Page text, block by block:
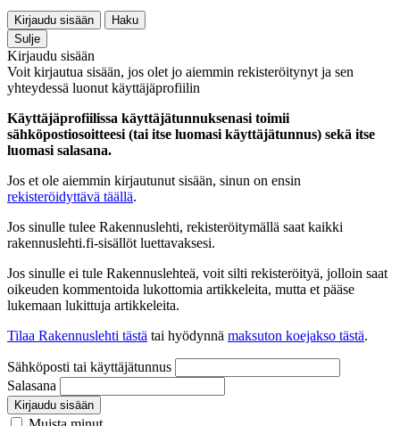
Kirjaudu sisään
Haku
Sulje
Kirjaudu sisään
Voit kirjautua sisään, jos olet jo aiemmin rekisteröitynyt ja sen
yhteydessä luonut käyttäjäprofiilin
Käyttäjäprofiilissa käyttäjätunnuksenasi toimii
sähköpostiosoitteesi (tai itse luomasi käyttäjätunnus) sekä itse
luomasi salasana.
Jos et ole aiemmin kirjautunut sisään, sinun on ensin
rekisteröidyttävä täällä.
Jos sinulle tulee Rakennuslehti, rekisteröitymällä saat kaikki
rakennuslehti.fi-sisällöt luettavaksesi.
Jos sinulle ei tule Rakennuslehteä, voit silti rekisteröityä, jolloin saat
oikeuden kommentoida lukottomia artikkeleita, mutta et pääse
lukemaan lukittuja artikkeleita.
Tilaa Rakennuslehti tästä tai hyödynnä maksuton koejakso tästä.
Sähköposti tai käyttäjätunnus
Salasana
Kirjaudu sisään